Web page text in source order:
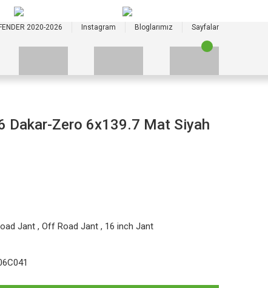
2020-2026 Instagram Bloglarımız Sayfalar
Dakar-Zero 6x139.7 Mat Siyah
Jant ,Off Road Jant , 16 inch Jant